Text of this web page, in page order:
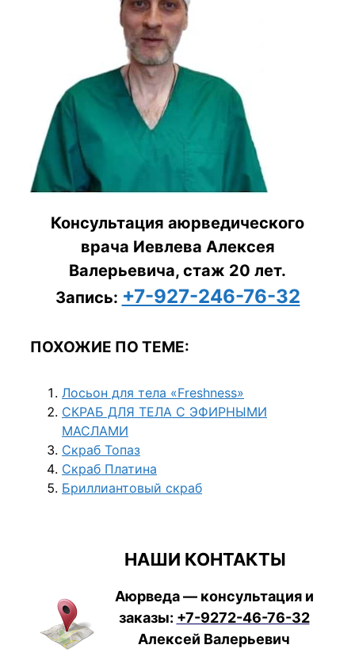
Консультация аюрведического
врача Иевлева Алексея
Валерьевича, стаж 20 лет.
Запись: +7-927-246-76-32
ПОХОЖИЕ ПО ТЕМЕ:
Лосьон для тела «Freshness»
СКРАБ ДЛЯ ТЕЛА С ЭФИРНЫМИ
МАСЛАМИ
Скраб Топаз
Скраб Платина
Бриллиантовый скраб
НАШИ КОНТАКТЫ
Аюрведа — консультация и
заказы: +7-9272-46-76-32
Алексей Валерьевич